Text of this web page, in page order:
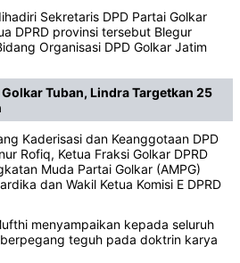
Sekretaris DPD Partai Golkar
DPRD provinsi tersebut Blegur
Organisasi DPD Golkar Jatim
Tuban, Lindra Targetkan 25
Kaderisasi dan Keanggotaan DPD
Rofiq, Ketua Fraksi Golkar DPRD
Muda Partai Golkar (AMPG)
dan Wakil Ketua Komisi E DPRD
menyampaikan kepada seluruh
teguh pada doktrin karya